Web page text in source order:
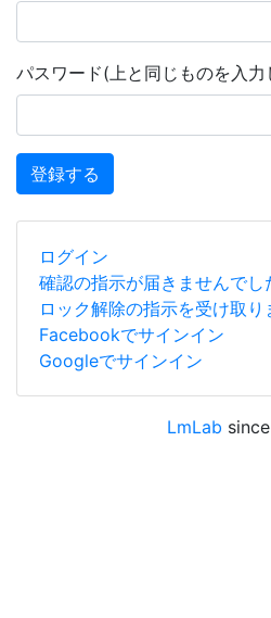
パスワード(上と同じものを入力
ログイン
確認の指示が届きませんでし
ロック解除の指示を受け取り
Facebookでサインイン
Googleでサインイン
LmLab